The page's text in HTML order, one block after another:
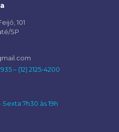
101
SP
– (12) 2125-4200
7h30 às 19h